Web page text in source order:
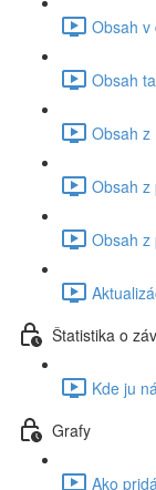
Obsah v
Obsah
Obsah z
Obsah z
Obsah z
Štatistika o
Kde ju
Grafy
Ako